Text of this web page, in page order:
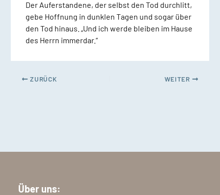
Der Auferstandene, der selbst den Tod durchlitt,
gebe Hoffnung in dunklen Tagen und sogar über
den Tod hinaus. „Und ich werde bleiben im Hause
des Herrn immerdar.“
ZURÜCK WEITER
Über uns: